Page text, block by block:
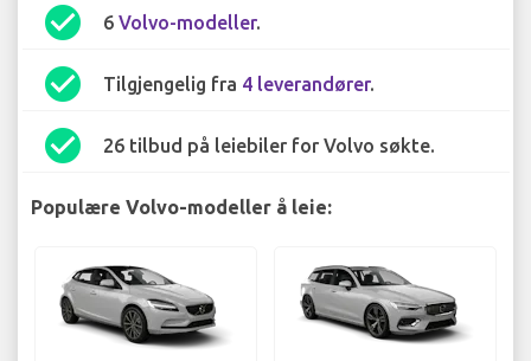
check_circle 6 Volvo-modeller.
check_circle Tilgjengelig fra 4 leverandører.
check_circle 26 tilbud på leiebiler for Volvo søkte.
Populære Volvo-modeller å leie: